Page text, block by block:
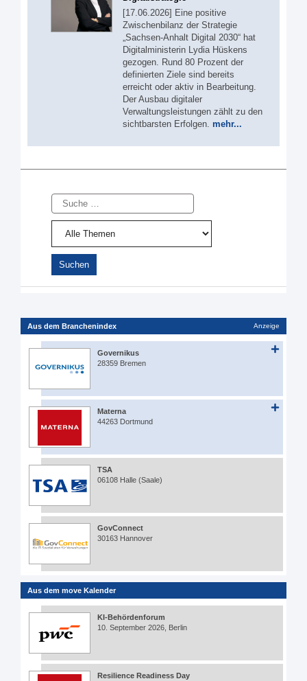
[17.06.2026] Eine positive
Zwischenbilanz der Strategie
„Sachsen-Anhalt Digital 2030“ hat
Digitalministerin Lydia Hüskens
gezogen. Rund 80 Prozent der
definierten Ziele sind bereits
erreicht oder aktiv in Bearbeitung.
Der Ausbau digitaler
Verwaltungsleistungen zählt zu den
sichtbarsten Erfolgen. mehr...
Suche
Aus dem Branchenindex Anzeige
Governikus
28359 Bremen
Materna
44263 Dortmund
TSA
06108 Halle (Saale)
GovConnect
30163 Hannover
Aus dem move Kalender
KI-Behördenforum
10. September 2026, Berlin
Resilience Readiness Day